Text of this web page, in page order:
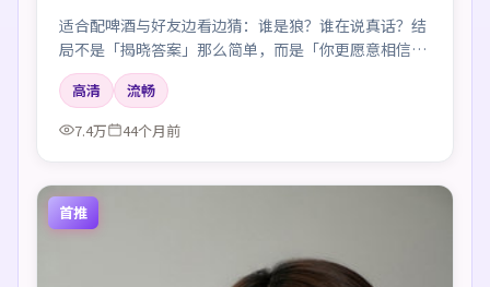
适合配啤酒与好友边看边猜：谁是狼？谁在说真话？结
局不是「揭晓答案」那么简单，而是「你更愿意相信
谁」。
高清
流畅
7.4万
44个月前
首推